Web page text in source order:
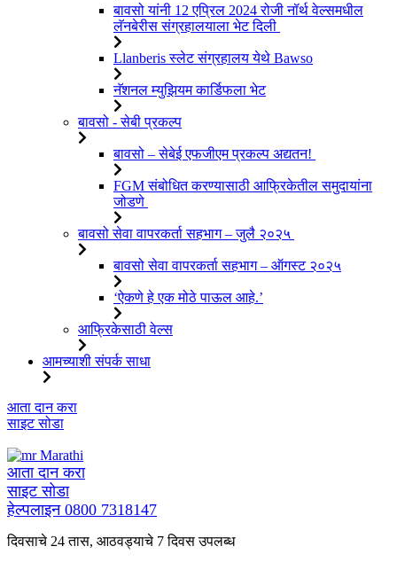
बावसो यांनी 12 एप्रिल 2024 रोजी नॉर्थ वेल्समधील
लॅनबेरीस संग्रहालयाला भेट दिली
Llanberis स्लेट संग्रहालय येथे Bawso
नॅशनल म्युझियम कार्डिफला भेट
बावसो - सेबी प्रकल्प
बावसो – सेबेई एफजीएम प्रकल्प अद्यतन!
FGM संबोधित करण्यासाठी आफ्रिकेतील समुदायांना
जोडणे
बावसो सेवा वापरकर्ता सहभाग – जुलै २०२५
बावसो सेवा वापरकर्ता सहभाग – ऑगस्ट २०२५
‘ऐकणे हे एक मोठे पाऊल आहे.’
आफ्रिकेसाठी वेल्स
आमच्याशी संपर्क साधा
सामग्रीवर
जा
आता दान करा
साइट सोडा
Marathi
आता दान करा
साइट सोडा
हेल्पलाइन 0800 7318147
दिवसाचे 24 तास, आठवड्याचे 7 दिवस उपलब्ध